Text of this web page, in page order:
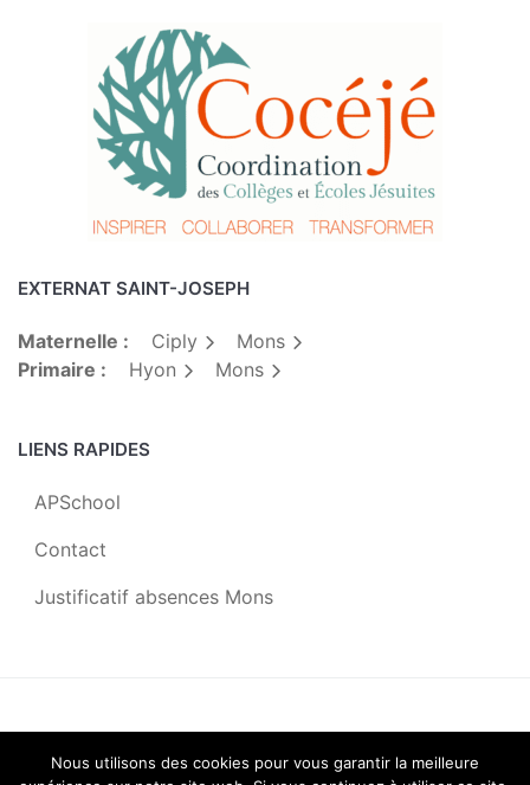
EXTERNAT SAINT-JOSEPH
Maternelle : Ciply
Mons
Primaire :
Hyon Mons
LIENS RAPIDES
APSchool
Contact
Justificatif absences Mons
Centre Scolaire Saint-Joseph |2019
Nous utilisons des cookies pour vous garantir la meilleure